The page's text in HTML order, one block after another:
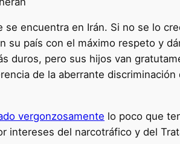
encuentra en Irán. Si no se lo
su país con el máximo respeto y
duros, pero sus hijos van
de la aberrante discriminación
vergonzosamente lo poco que
intereses del narcotráfico y del